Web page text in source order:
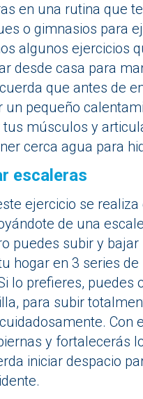
en una rutina que
o gimnasios para
algunos ejercicios
desde casa para
que antes de
un pequeño
músculos y
cerca agua para
escaleras
ejercicio se realiza
de una
puedes subir y bajar
hogar en 3 series de
lo prefieres, puedes
para subir
Con
y fortalecerás
iniciar despacio